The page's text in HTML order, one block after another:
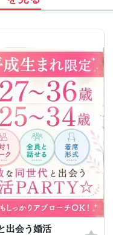
出会う婚活